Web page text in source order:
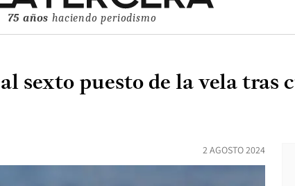
75 años haciendo periodismo
sexto puesto de la vela tras
2 AGOSTO 2024